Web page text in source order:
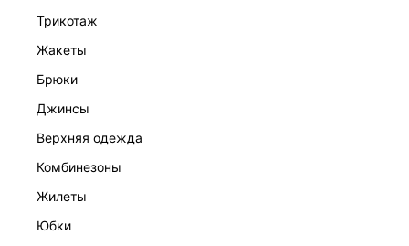
трикотаж
жакеты
брюки
джинсы
верхняя одежда
комбинезоны
жилеты
юбки
ЛИФ-БРА КУПАЛЬНЫЙ
3 999 ₽-50%